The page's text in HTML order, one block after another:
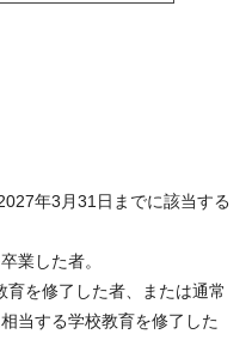
年3月31日までに該当する
業した者。
を修了した者、または通常
当する学校教育を修了した